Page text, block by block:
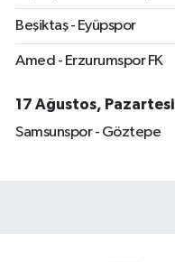
Beşiktaş - Eyüpspor
Amed - Erzurumspor FK
17 Ağustos, Pazartesi
Samsunspor - Göztepe